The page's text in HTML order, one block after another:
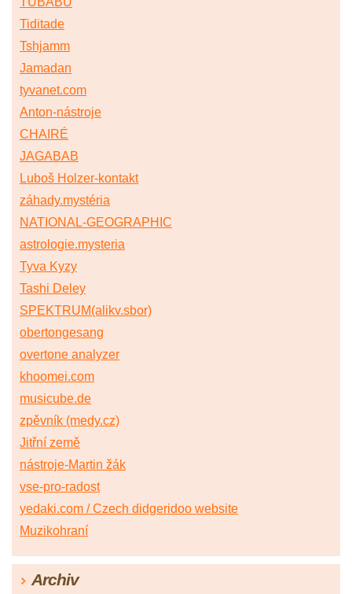
Tiditade
Tshjamm
Jamadan
tyvanet.com
Anton-nástroje
CHAIRÉ
JAGABAB
Luboš Holzer-kontakt
záhady.mystéria
NATIONAL-GEOGRAPHIC
astrologie.mysteria
Tyva Kyzy
Tashi Deley
SPEKTRUM(alikv.sbor)
obertongesang
overtone analyzer
khoomei.com
musicube.de
zpěvník (medy.cz)
Jitřní země
nástroje-Martin žák
vse-pro-radost
yedaki.com / Czech didgeridoo website
Muzikohraní
Archiv